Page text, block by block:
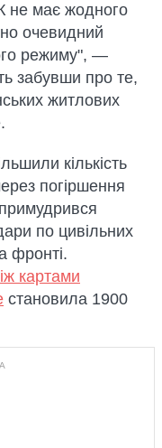
не має жодного
очевидний
режиму", —
забувши про те,
житлових
кількість
погіршення
по цивільних
фронті.
картами
становила 1900